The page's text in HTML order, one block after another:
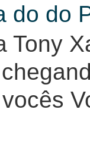
do do
Tony